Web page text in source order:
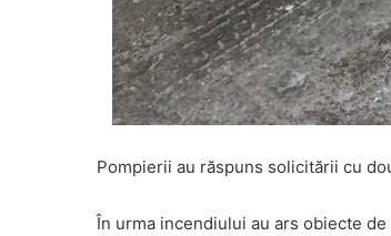
Pompierii au răspuns solicitării cu
În urma incendiului au ars obiecte